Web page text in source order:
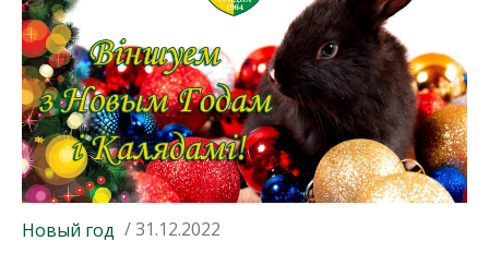
Новый год / 31.12.2022